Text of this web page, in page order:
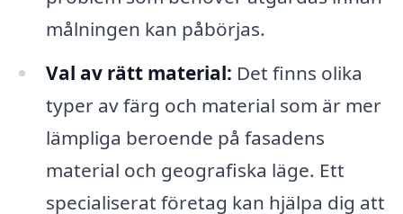
målningen kan påbörjas.
Val av rätt material: Det finns olika
typer av färg och material som är mer
lämpliga beroende på fasadens
material och geografiska läge. Ett
specialiserat företag kan hjälpa dig att